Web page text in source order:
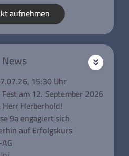
aufnehmen
News
15:30 Uhr
am 12. September 2026
Herr Herberhold!
9a engagiert sich
auf Erfolgskurs